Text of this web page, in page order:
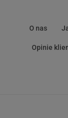
O nas
Opinie